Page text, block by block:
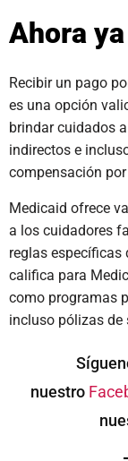
Ahora
Recibir un pago
es una opción
brindar cuidados
indirectos e
compensación
Medicaid ofrece
a los cuidadores
reglas específicas
califica para
como programas
incluso pólizas de
nuestro